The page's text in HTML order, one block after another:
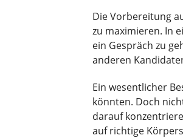
Die Vorbereitung
zu maximieren. In
ein Gespräch zu
anderen
Ein wesentlicher
könnten. Doch
darauf
auf richtige